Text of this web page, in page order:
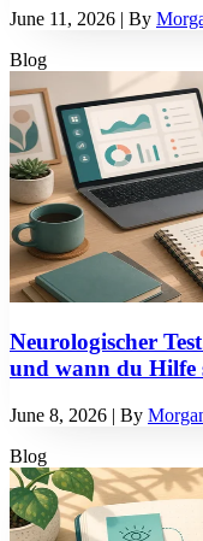
June 11, 2026 | By
Blog
Neurologischer
und wann du Hilfe
June 8, 2026 | By
Blog